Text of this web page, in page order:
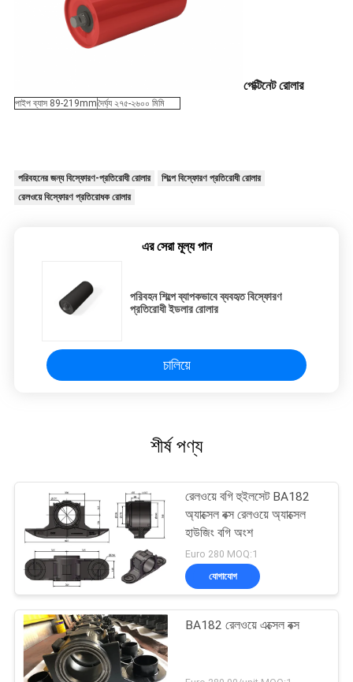
পেক্টিনেট রোলার
পাইপ ব্যাস 89-219mmদৈর্ঘ্য ২৭৫-২৬০০ মিমি
পরিবহনের জন্য বিস্ফোরণ-প্রতিরোধী রোলার
শিল্পে বিস্ফোরণ প্রতিরোধী রোলার
রেলওয়ে বিস্ফোরণ প্রতিরোধক রোলার
এর সেরা মূল্য পান
পরিবহন শিল্পে ব্যাপকভাবে ব্যবহৃত বিস্ফোরণ
প্রতিরোধী ইডলার রোলার
চালিয়ে
শীর্ষ পণ্য
রেলওয়ে বগি হুইলসেট BA182
অ্যাক্সেল বক্স রেলওয়ে অ্যাক্সেল
হাউজিং বগি অংশ
Euro 280 MOQ:1
যোগাযোগ
BA182 রেলওয়ে এক্সেল বক্স